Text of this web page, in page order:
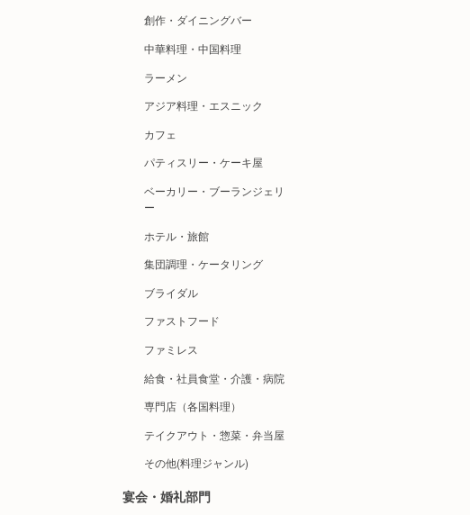
創作・ダイニングバー
中華料理・中国料理
ラーメン
アジア料理・エスニック
カフェ
パティスリー・ケーキ屋
ベーカリー・ブーランジェリ
ー
ホテル・旅館
集団調理・ケータリング
ブライダル
ファストフード
ファミレス
給食・社員食堂・介護・病院
専門店（各国料理）
テイクアウト・惣菜・弁当屋
その他(料理ジャンル)
宴会・婚礼部門